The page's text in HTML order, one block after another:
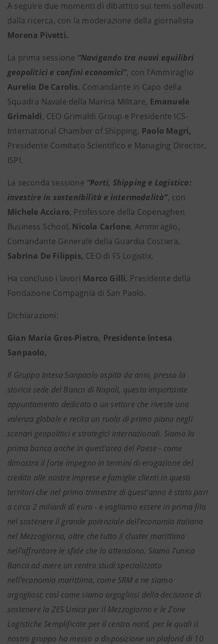
A seguire due momenti di dibattito sui temi sollevati
dalla ricerca, con la moderazione della giornalista
Morena Pivetti.
La prima sessione “Navigando tra nuovi equilibri
geopolitici e confini economici”, con l’Ammiraglio
Aurelio De Carolis, Comandante in Capo della
Squadra Navale della Marina Militare, Emanuele
Grimaldi, CEO Grimaldi Group e Presidente ICS-
International Chamber of Shipping, Paolo Magri,
Presidente Comitato Scientifico e Managing Director,
ISPI.
La seconda sessione “Porti, Shipping e Logistica:
investire in sostenibilità e intermodalità”, con
Michele Acciaro, Professore della Copenaghen
Business School, Nicola Carlone, Ammiraglio,
Comandante Generale della Guardia Costiera,
Sabrina De Filippis, CEO di FS Logistix.
Ha concluso i lavori Marco Gilli, Presidente della
Fondazione Compagnia di San Paolo.
Dichiarazioni:
Gian Maria Gros-Pietro, Presidente Intesa
Sanpaolo,
Il Gruppo Intesa Sanpaolo ospita da anni, presso la
storica sede del Banco di Napoli, questo importante
appuntamento dedicato a un settore che riveste una
valenza globale e recita un ruolo di primo piano negli
scenari geopolitici e strategici internazionali. Siamo la
prima banca anche in quest’area del Paese - come
dimostra il forte impegno in termini di erogazione del
credito alle nostre imprese e famiglie clienti in questi
territori che nel primo trimestre di quest’anno è stato pari
a circa 2 miliardi di euro - e vogliamo essere in prima fila
nel sostenere il grande potenziale dell’economia italiana
nel Mezzogiorno, oltre che tutto il cluster marittimo
nell’affrontare le sfide che lo attendono. Siamo l’unica
Banca ad avere un centro studi specializzato
nell’economia marittima, come SRM e ne siamo
orgogliosi; così come siamo orgogliosi della decisione di
sostenere la ZES Unica per il Mezzogiorno e le Zone
Logistiche Semplificate per il centro nord, per le quali il
nostro gruppo ha messo a disposizione un plafond di 10